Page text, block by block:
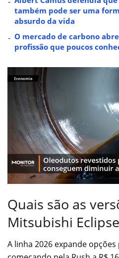
também pode ser uma
absurdo da vida
O mercado de carbono
profissão que poucos
Quais são as
Mitsubishi
A linha 2026 expande